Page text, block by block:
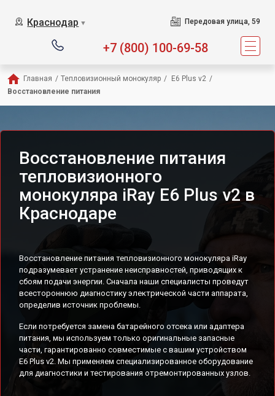
Краснодар ▼ Передовая улица, 59
+7 (800) 100-69-58
Главная / Тепловизионный монокуляр / E6 Plus v2 /
Восстановление питания
Восстановление питания
тепловизионного
монокуляра iRay E6 Plus v2 в
Краснодаре
Восстановление питания тепловизионного монокуляра iRay
подразумевает устранение неисправностей, приводящих к
сбоям подачи энергии. Сначала наши специалисты проведут
всестороннюю диагностику электрической части аппарата,
определив источник проблемы.
Если потребуется замена батарейного отсека или адаптера
питания, мы используем только оригинальные запасные
части, гарантированно совместимые с вашим устройством
E6 Plus v2. Мы применяем специализированное оборудование
для диагностики и тестирования отремонтированных узлов.